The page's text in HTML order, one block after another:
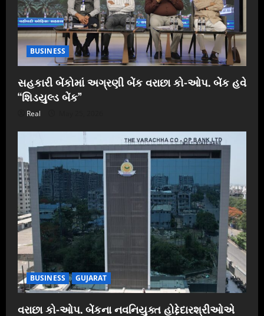
BUSINESS
સહકારી બેંકોમાં અગ્રણી બેંક વરાછા કો-ઓપ. બેંક હવે
“શિડયુલ્ડ બેંક”
Real
BUSINESS GUJARAT
વરાછા કો-ઓપ. બેંકના નવનિયુક્ત હોદ્દેદારશ્રીઓએ